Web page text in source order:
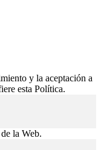
y la aceptación a
esta Política.
la Web.